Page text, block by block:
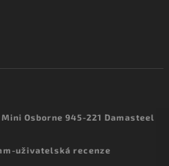
Osborne 945-221 Damasteel
uživatelská recenze